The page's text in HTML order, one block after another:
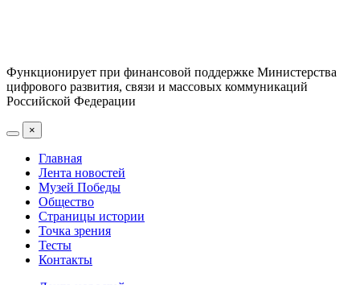
Функционирует при финансовой поддержке Министерства
цифрового развития, связи и массовых коммуникаций
Российской Федерации
×
Главная
Лента новостей
Музей Победы
Общество
Страницы истории
Точка зрения
Тесты
Контакты